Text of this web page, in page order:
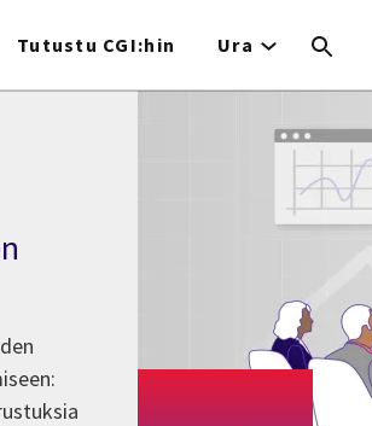
Tutustu CGI:hin Ura